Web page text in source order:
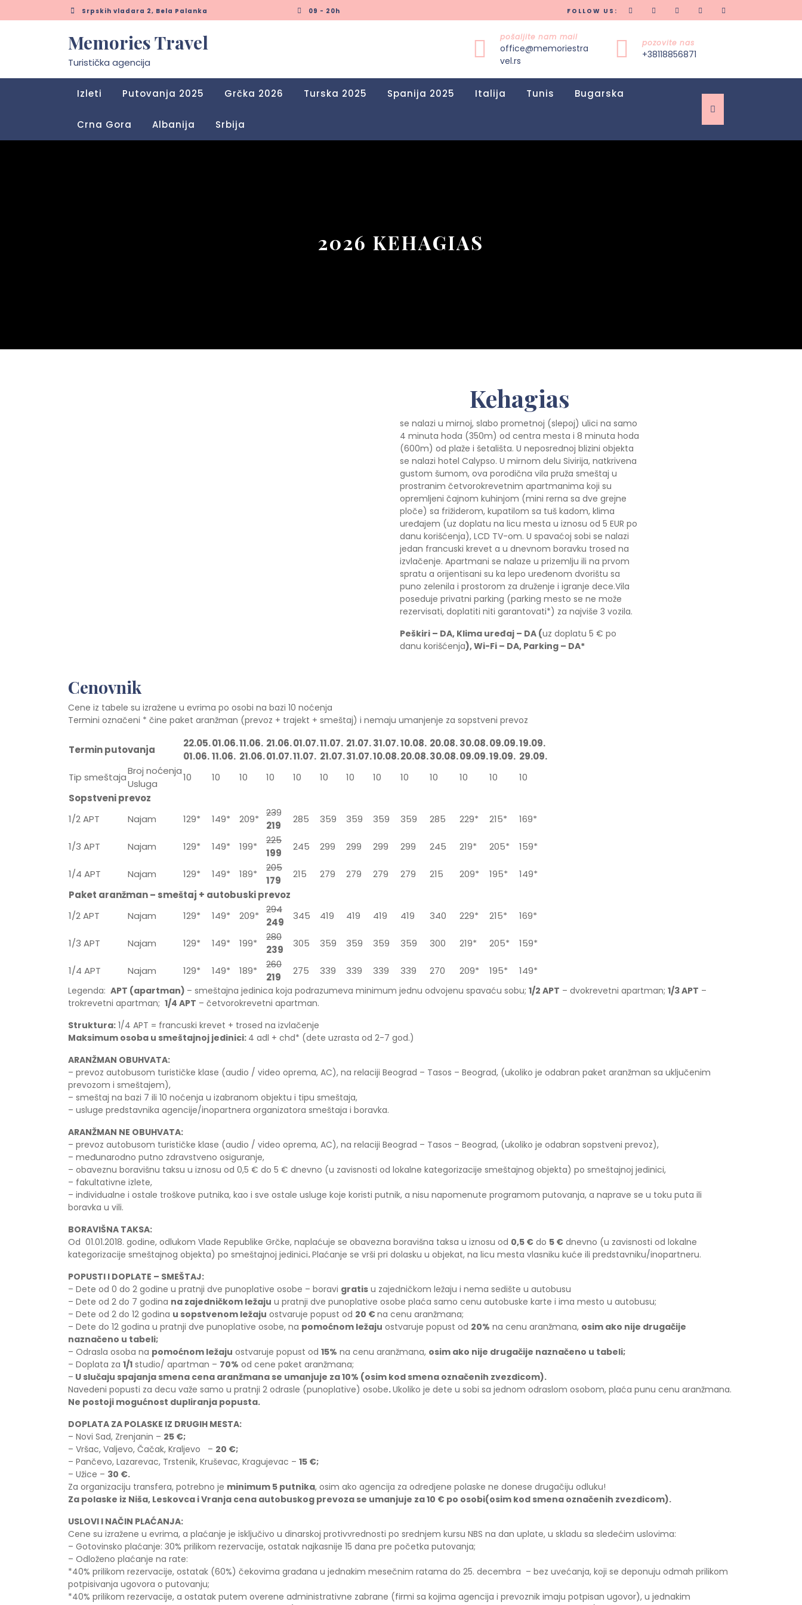
to
Srpskih vladara 2, Bela Palanka 09 - 20h FOLLOW US:
Memories Travel
Turistička agencija
pošaljite nam mail
office@memoriestra
vel.rs
pozovite nas
+38118856871
Izleti Putovanja 2025 Grčka 2026 Turska 2025 Spanija 2025 Italija Tunis Bugarska
Crna Gora Albanija Srbija
2026 KEHAGIAS
Kehagias
se nalazi u mirnoj, slabo prometnoj (slepoj) ulici na samo
4 minuta hoda (350m) od centra mesta i 8 minuta hoda
(600m) od plaže i šetališta. U neposrednoj blizini objekta
se nalazi hotel Calypso. U mirnom delu Sivirija, natkrivena
gustom šumom, ova porodična vila pruža smeštaj u
prostranim četvorokrevetnim apartmanima koji su
opremljeni čajnom kuhinjom (mini rerna sa dve grejne
ploče) sa frižiderom, kupatilom sa tuš kadom, klima
uređajem (uz doplatu na licu mesta u iznosu od 5 EUR po
danu korišćenja), LCD TV-om. U spavaćoj sobi se nalazi
jedan francuski krevet a u dnevnom boravku trosed na
izvlačenje. Apartmani se nalaze u prizemlju ili na prvom
spratu a orijentisani su ka lepo uređenom dvorištu sa
puno zelenila i prostorom za druženje i igranje dece.Vila
poseduje privatni parking (parking mesto se ne može
rezervisati, doplatiti niti garantovati*) za najviše 3 vozila.
Peškiri – DA, Klima uređaj – DA (uz doplatu 5 € po
danu korišćenja),Wi-Fi – DA, Parking – DA*
Cenovnik
Cene iz tabele su izražene u evrima po osobi na bazi 10 noćenja
Termini označeni * čine paket aranžman (prevoz + trajekt + smeštaj) i nemaju umanjenje za sopstveni prevoz
Termin putovanja
22.05.
01.06.
01.06.
11.06.
11.06.
21.06.
21.06.
01.07.
01.07.
11.07.
11.07.
21.07.
21.07.
31.07.
31.07.
10.08.
10.08.
20.08.
20.08.
30.08.
30.08.
09.09.
09.09.
19.09.
19.09.
29.09.
Tip smeštaja
Broj noćenja
Usluga
10 10 10 10 10 10 10 10 10 10 10 10
10
Sopstveni prevoz
1/2 APT
Najam 129* 149* 209*
239
219
285 359 359 359 359 285 229* 215* 169*
1/3 APT Najam 129* 149* 199*
225
199
245 299 299 299 299 245 219* 205* 159*
1/4 APT Najam 129* 149* 189*
205
179
215 279 279 279 279 215 209* 195*
149*
Paket aranžman – smeštaj + autobuski prevoz
1/2 APT
Najam 129* 149* 209*
294
249
345 419 419 419 419 340 229* 215* 169*
1/3 APT Najam 129* 149* 199*
280
239
305 359 359 359 359 300 219* 205* 159*
1/4 APT Najam 129* 149* 189*
260
219
275 339 339 339 339 270 209* 195* 149*
Legenda: APT (apartman) – smeštajna jedinica koja podrazumeva minimum jednu odvojenu spavaću sobu; 1/2 APT – dvokrevetni apartman; 1/3 APT –
trokrevetni apartman; 1/4 APT – četvorokrevetni apartman.
Struktura: 1/4 APT = francuski krevet + trosed na izvlačenje
Maksimum osoba u smeštajnoj jedinici: 4 adl + chd* (dete uzrasta od 2-7 god.)
ARANŽMAN OBUHVATA:
– prevoz autobusom turističke klase (audio / video oprema, AC), na relaciji Beograd – Tasos – Beograd, (ukoliko je odabran paket aranžman sa uključenim
prevozom i smeštajem),
– smeštaj na bazi 7 ili 10 noćenja u izabranom objektu i tipu smeštaja,
– usluge predstavnika agencije/inopartnera organizatora smeštaja i boravka.
ARANŽMAN NE OBUHVATA:
– prevoz autobusom turističke klase (audio / video oprema, AC), na relaciji Beograd – Tasos – Beograd, (ukoliko je odabran sopstveni prevoz),
– međunarodno putno zdravstveno osiguranje,
– obaveznu boravišnu taksu u iznosu od 0,5 € do 5 € dnevno (u zavisnosti od lokalne kategorizacije smeštajnog objekta) po smeštajnoj jedinici,
– fakultativne izlete,
– individualne i ostale troškove putnika, kao i sve ostale usluge koje koristi putnik, a nisu napomenute programom putovanja, a naprave se u toku puta ili
boravka u vili.
BORAVIŠNA TAKSA:
Od 01.01.2018. godine, odlukom Vlade Republike Grčke, naplaćuje se obavezna boravišna taksa u iznosu od 0,5 € do 5 € dnevno (u zavisnosti od lokalne
kategorizacije smeštajnog objekta) po smeštajnoj jedinici.Plaćanje se vrši pri dolasku u objekat, na licu mesta vlasniku kuće ili predstavniku/inopartneru.
POPUSTI I DOPLATE – SMEŠTAJ:
– Dete od 0 do 2 godine u pratnji dve punoplative osobe – boravi gratis u zajedničkom ležaju i nema sedište u autobusu
– Dete od 2 do 7 godina na zajedničkom ležaju u pratnji dve punoplative osobe plaća samo cenu autobuske karte i ima mesto u autobusu;
– Dete od 2 do 12 godina u sopstvenom ležaju ostvaruje popust od 20 €na cenu aranžmana;
– Dete do 12 godina u pratnji dve punoplative osobe, na pomoćnom ležaju ostvaruje popust od 20% na cenu aranžmana, osim ako nije drugačije
naznačeno u tabeli;
– Odrasla osoba na pomoćnom ležaju ostvaruje popust od 15% na cenu aranžmana, osim ako nije drugačije naznačeno u tabeli;
– Doplata za 1/1 studio/ apartman – 70% od cene paket aranžmana;
– U slučaju spajanja smena cena aranžmana se umanjuje za 10% (osim kod smena označenih zvezdicom).
Navedeni popusti za decu važe samo u pratnji 2 odrasle (punoplative) osobe.Ukoliko je dete u sobi sa jednom odraslom osobom, plaća punu cenu aranžmana.
Ne postoji mogućnost dupliranja popusta.
DOPLATA ZA POLASKE IZ DRUGIH MESTA:
– Novi Sad, Zrenjanin – 25 €;
– Vršac, Valjevo, Čačak, Kraljevo – 20 €;
– Pančevo, Lazarevac, Trstenik, Kruševac, Kragujevac – 15 €;
– Užice – 30 €.
Za organizaciju transfera, potrebno je minimum 5 putnika, osim ako agencija za odredjene polaske ne donese drugačiju odluku!
Za polaske iz Niša, Leskovca i Vranja cena autobuskog prevoza se umanjuje za 10 € po osobi(osim kod smena označenih zvezdicom).
USLOVI I NAČIN PLAĆANJA:
Cene su izražene u evrima, a plaćanje je isključivo u dinarskoj protivvrednosti po srednjem kursu NBS na dan uplate, u skladu sa sledećim uslovima:
– Gotovinsko plaćanje: 30% prilikom rezervacije, ostatak najkasnije 15 dana pre početka putovanja;
– Odloženo plaćanje na rate:
*40% prilikom rezervacije, ostatak (60%) čekovima građana u jednakim mesečnim ratama do 25. decembra – bez uvećanja, koji se deponuju odmah prilikom
potpisivanja ugovora o putovanju;
*40% prilikom rezervacije, a ostatak putem overene administrativne zabrane (firmi sa kojima agencija i prevoznik imaju potpisan ugovor), u jednakim